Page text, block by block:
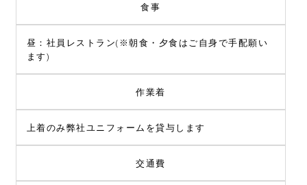
食事
昼：社員レストラン(※朝食・夕食はご自身で手配願い
ます)
作業着
上着のみ弊社ユニフォームを貸与します
交通費